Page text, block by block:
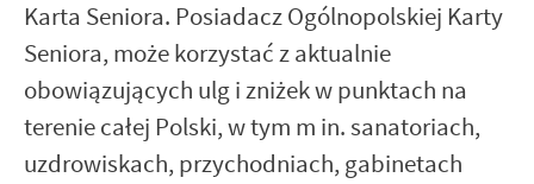
Karta Seniora. Posiadacz Ogólnopolskiej Karty
Seniora, może korzystać z aktualnie
obowiązujących ulg i zniżek w punktach na
terenie całej Polski, w tym m in. sanatoriach,
uzdrowiskach, przychodniach, gabinetach